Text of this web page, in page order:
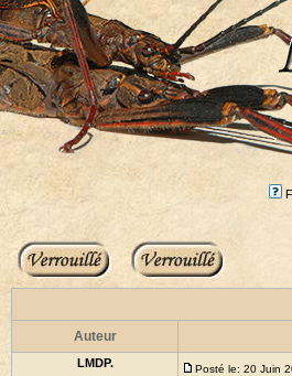
Auteur
LMDP. Posté le: 20 Juin